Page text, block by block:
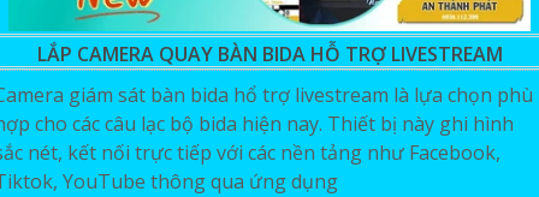
LẮP CAMERA QUAY BÀN BIDA HỖ TRỢ LIVESTREAM
giám sát bàn bida hổ trợ livestream là lựa chọn phù
cho các câu lạc bộ bida hiện nay. Thiết bị này ghi hình
nét, kết nối trực tiếp với các nền tảng như Facebook,
YouTube thông qua ứng dụng